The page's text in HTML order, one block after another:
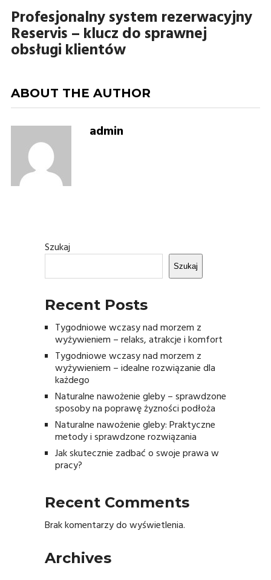
Profesjonalny system rezerwacyjny
Reservis – klucz do sprawnej
obsługi klientów
ABOUT THE AUTHOR
admin
Szukaj
Szukaj
Recent Posts
Tygodniowe wczasy nad morzem z
wyżywieniem – relaks, atrakcje i komfort
Tygodniowe wczasy nad morzem z
wyżywieniem – idealne rozwiązanie dla
każdego
Naturalne nawożenie gleby – sprawdzone
sposoby na poprawę żyzności podłoża
Naturalne nawożenie gleby: Praktyczne
metody i sprawdzone rozwiązania
Jak skutecznie zadbać o swoje prawa w
pracy?
Recent Comments
Brak komentarzy do wyświetlenia.
Archives